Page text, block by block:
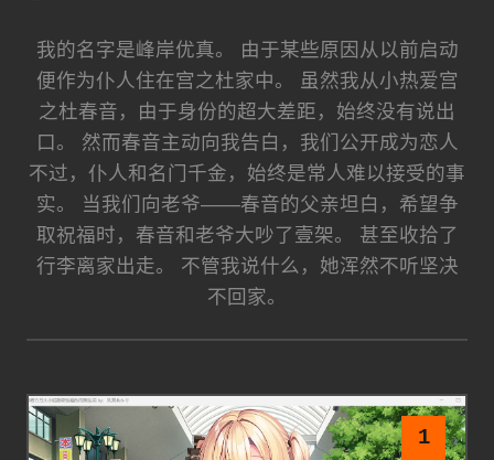
我的名字是峰岸优真。 由于某些原因从以前启动
便作为仆人住在宫之杜家中。 虽然我从小热爱宫
之杜春音，由于身份的超大差距，始终没有说出
口。 然而春音主动向我告白，我们公开成为恋人
不过，仆人和名门千金，始终是常人难以接受的事
实。 当我们向老爷——春音的父亲坦白，希望争
取祝福时，春音和老爷大吵了壹架。 甚至收拾了
行李离家出走。 不管我说什么，她浑然不听坚决
不回家。
1